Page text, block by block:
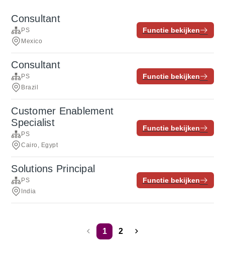
Consultant
PS
Mexico
Functie bekijken
Consultant
PS
Brazil
Functie bekijken
Customer Enablement
Specialist
PS
Cairo, Egypt
Functie bekijken
Solutions Principal
PS
India
Functie bekijken
1 2